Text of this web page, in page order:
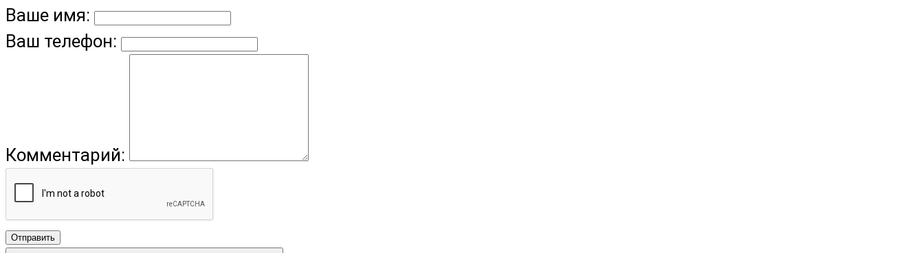
Ваше имя:
Ваш телефон:
Комментарий:
Отправить